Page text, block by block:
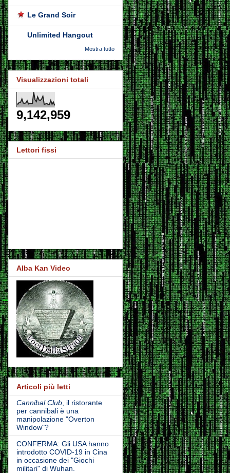
Le Grand Soir
Unlimited Hangout
Mostra tutto
Visualizzazioni totali
9,142,959
Lettori fissi
Alba Kan Video
Articoli più letti
Cannibal Club , il ristorante
per cannibali è una
manipolazione "Overton
Window"?
CONFERMA: Gli USA hanno
introdotto COVID-19 in Cina
in occasione dei "Giochi
militari" di Wuhan.